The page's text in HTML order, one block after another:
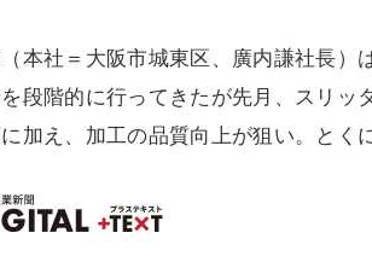
本社＝大阪市城東区、廣内謙社長）
段階的に行ってきたが先月、スリ
加え、加工の品質向上が狙い。とく